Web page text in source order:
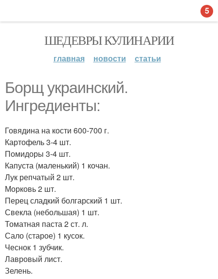
ШЕДЕВРЫ КУЛИНАРИИ
главная новости статьи
Борщ украинский.
Ингредиенты:
Говядина на кости 600-700 г.
Картофель 3-4 шт.
Помидоры 3-4 шт.
Капуста (маленький) 1 кочан.
Лук репчатый 2 шт.
Морковь 2 шт.
Перец сладкий болгарский 1 шт.
Свекла (небольшая) 1 шт.
Томатная паста 2 ст. л.
Сало (старое) 1 кусок.
Чеснок 1 зубчик.
Лавровый лист.
Зелень.
5